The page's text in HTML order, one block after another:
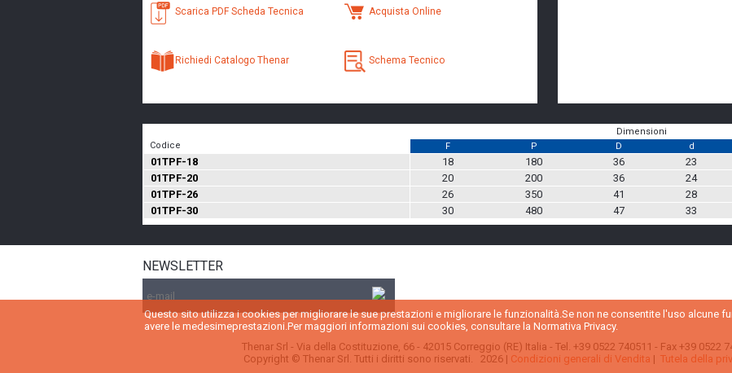
Questo sito utilizza i cookies per migliorare le sue prestazioni e migliorare le funzionalità.Se non ne consentite l'uso alcune
avere le medesimeprestazioni.Per maggiori informazioni sui cookies, consultare la Normativa Privacy.
Scarica PDF Scheda Tecnica Acquista Online
Richiedi Catalogo Thenar Schema Tecnico
Dimensioni
Codice
F P D d
01TPF-18 18 180 36 23
01TPF-20
20 200 36 24
01TPF-26
26 350 41 28
01TPF-30
30 480 47 33
NEWSLETTER
Thenar Srl - Via della Costituzione, 66 - 42015 Correggio (RE) Italia - Tel. +39 0522 740511 - Fax +39 0522
Copyright © Thenar Srl. Tutti i diritti sono riservati. 2026 | Condizioni generali di Vendita | Tutela della